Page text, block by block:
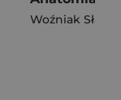
Woźniak